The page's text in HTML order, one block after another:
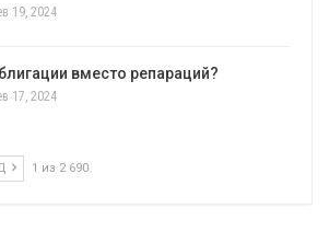
19, 2024
вместо репараций?
17, 2024
1 из 2 690